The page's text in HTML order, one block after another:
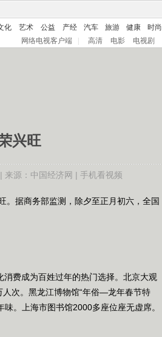
化 艺术 公益 产经 汽车 旅游 健康 时尚
网络电视客户端 高清 电影 电视剧
兴旺
来源：中国经济网 | 手机看视频
据商务部监测，除夕至正月初六，全国
费成为百姓过年的热门选择。北京大观
次。黑龙江博物馆“年俗―龙年春节特
。上海市图书馆2000多座位座无虚席。